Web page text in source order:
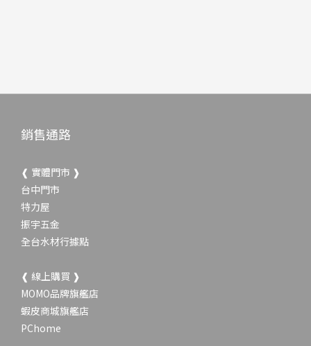
銷售通路
❰ 實體門市 ❱
台中門市
特力屋
振宇五金
全台水材行據點
❰ 線上購買 ❱
MOMO品牌旗艦店
蝦皮商城旗艦店
PChome